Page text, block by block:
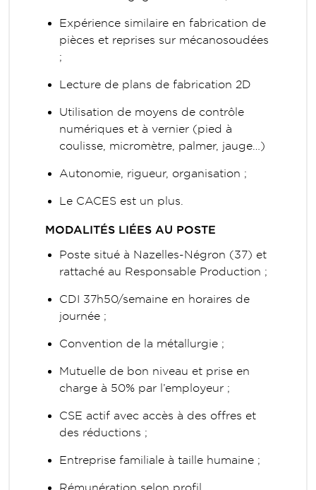
Expérience similaire en fabrication de
pièces et reprises sur mécanosoudées
;
Lecture de plans de fabrication 2D
Utilisation de moyens de contrôle
numériques et à vernier (pied à
coulisse, micromètre, palmer, jauge…)
Autonomie, rigueur, organisation ;
Le CACES est un plus.
MODALITÉS LIÉES AU POSTE
Poste situé à Nazelles-Négron (37) et
rattaché au Responsable Production ;
CDI 37h50/semaine en horaires de
journée ;
Convention de la métallurgie ;
Mutuelle de bon niveau et prise en
charge à 50% par l’employeur ;
CSE actif avec accès à des offres et
des réductions ;
Entreprise familiale à taille humaine ;
Rémunération selon profil.